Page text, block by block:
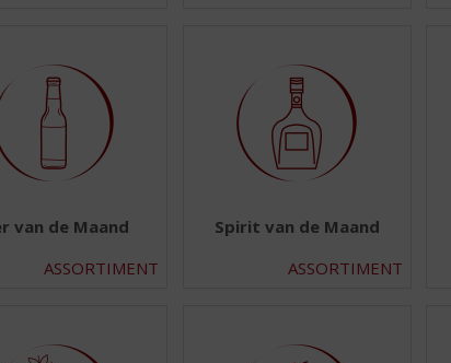
van de Maand
ASSORTIMENT
Spirit van de Maand
ASSORTIMENT